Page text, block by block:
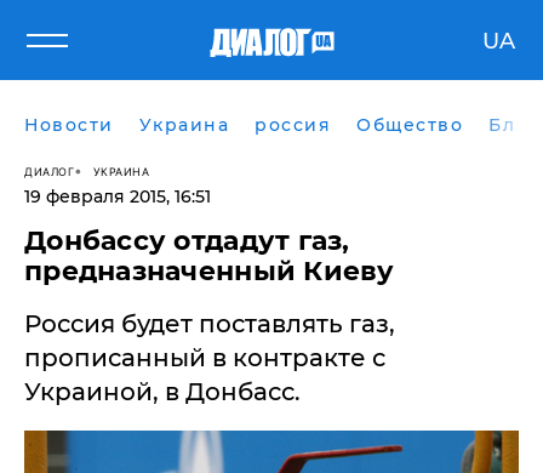
UA
Новости Украина россия Общество
ДИАЛОГ УКРАИНА
19 февраля 2015, 16:51
Донбассу отдадут газ,
предназначенный Киеву
Россия будет поставлять газ,
прописанный в контракте с
Украиной, в Донбасс.